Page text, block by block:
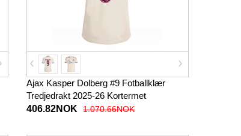
Ajax Kasper Dolberg #9 Fotballklær
Tredjedrakt 2025-26 Kortermet
406.82NOK
1.070.66NOK